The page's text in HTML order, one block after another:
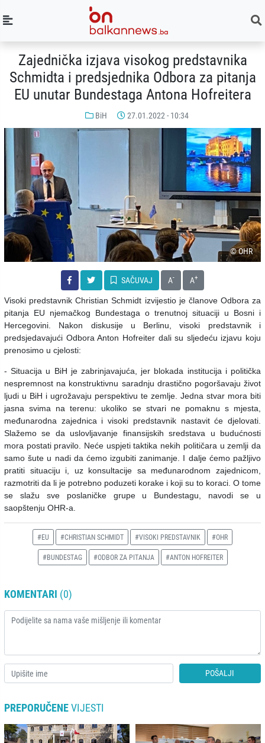
Zajednička izjava visokog predstavnika
Schmidta i predsjednika Odbora za pitanja
EU unutar Bundestaga Antona Hofreitera
BiH 27.01.2022 - 10:34
© OHR
SAČUVAJ A- A+
Visoki predstavnik Christian Schmidt izvijestio je članove Odbora za
pitanja EU njemačkog Bundestaga o trenutnoj situaciji u Bosni i
Hercegovini. Nakon diskusije u Berlinu, visoki predstavnik i
predsjedavajući Odbora Anton Hofreiter dali su sljedeću izjavu koju
prenosimo u cjelosti:
- Situacija u BiH je zabrinjavajuća, jer blokada institucija i politička
nespremnost na konstruktivnu saradnju drastično pogoršavaju život
ljudi u BiH i ugrožavaju perspektivu te zemlje. Jedna stvar mora biti
jasna svima na terenu: ukoliko se stvari ne pomaknu s mjesta,
međunarodna zajednica i visoki predstavnik nastavit će djelovati.
Slažemo se da uslovljavanje finansijskih sredstava u budućnosti
mora postati pravilo. Neće uspjeti taktika nekih političara u zemlji da
samo šute u nadi da ćemo izgubiti zanimanje. I dalje ćemo pažljivo
pratiti situaciju i, uz konsultacije sa međunarodnom zajednicom,
razmotriti da li je potrebno poduzeti korake i koji su to koraci. O tome
se slažu sve poslaničke grupe u Bundestagu, navodi se u
saopštenju OHR-a.
#EU #CHRISTIAN SCHMIDT #VISOKI PREDSTAVNIK #OHR
#BUNDESTAG #ODBOR ZA PITANJA #ANTON HOFREITER
KOMENTARI (0)
POŠALJI
PREPORUČENEVIJESTI